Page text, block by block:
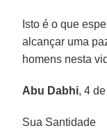
Isto é o que
alcançar uma
homens nesta
Abu Dabhi, 4
Sua